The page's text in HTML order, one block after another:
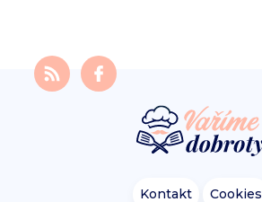
Kontakt Cookies